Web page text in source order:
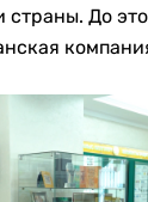
страны. До